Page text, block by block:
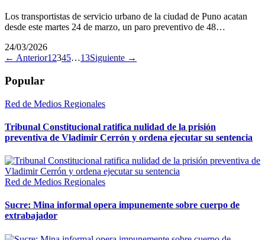
Los transportistas de servicio urbano de la ciudad de Puno acatan
desde este martes 24 de marzo, un paro preventivo de 48…
24/03/2026
← Anterior1 2345…13Siguiente →
Popular
Red de Medios Regionales
Tribunal Constitucional ratifica nulidad de la prisión
preventiva de Vladimir Cerrón y ordena ejecutar su sentencia
Red de Medios Regionales
Sucre: Mina informal opera impunemente sobre cuerpo de
extrabajador